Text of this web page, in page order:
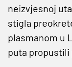
neizvjesnoj
stigla
plasmanom u
puta propustili